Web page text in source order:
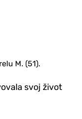
M. (51).
svoj život